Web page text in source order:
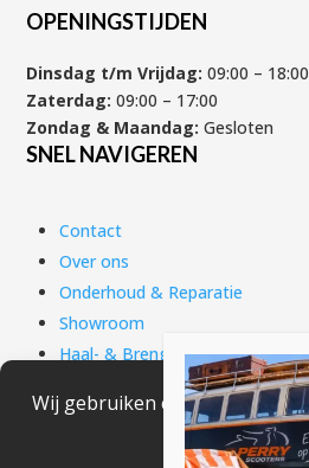
OPENINGSTIJDEN
Dinsdag t/m Vrijdag: 09:00 – 18:00
Zaterdag: 09:00 – 17:00
Zondag & Maandag: Gesloten
SNEL NAVIGEREN
Contact
Over ons
Onderhoud & Reparatie
Showroom
Haal- & Brengservice
Scooter verzekering
Scooter financieren
Motorscooter financieren